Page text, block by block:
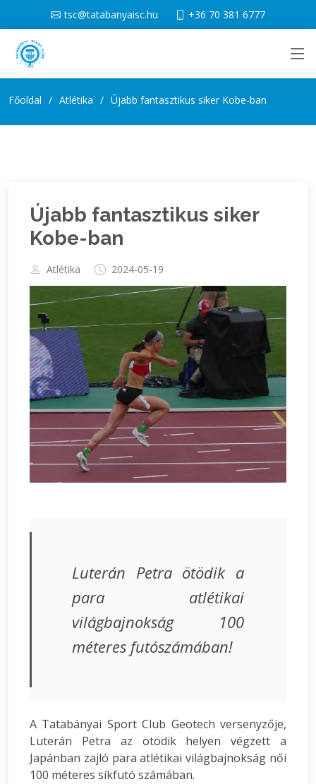
tsc@tatabanyaisc.hu +36 70 381 6777
Főoldal Atlétika Újabb fantasztikus siker Kobe-ban
Újabb fantasztikus siker
Kobe-ban
Atlétika 2024-05-19
Luterán Petra ötödik a
para atlétikai
világbajnokság 100
méteres futószámában!
A Tatabányai Sport Club Geotech versenyzője,
Luterán Petra az ötödik helyen végzett a
Japánban zajló para atlétikai világbajnokság női
100 méteres síkfutó számában.